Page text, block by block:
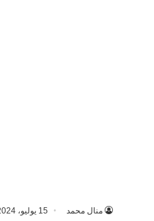
منال محمد 15 يوليو، 2024